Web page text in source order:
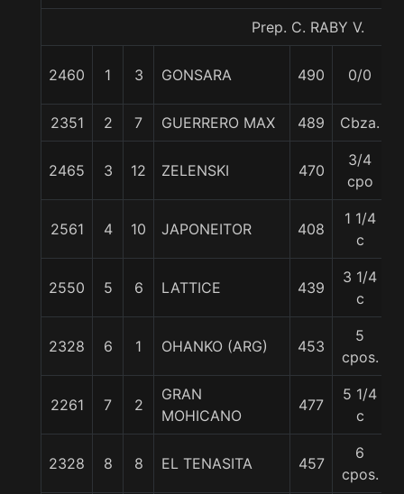
Prep. C. RABY V.
2460 1 3 GONSARA 490 0/0
2351 2 7 GUERRERO MAX 489 Cbza.
2465 3 12 ZELENSKI 470
3/4
cpo
2561 4 10 JAPONEITOR 408
1 1/4
c
2550 5 6 LATTICE 439
3 1/4
c
2328 6 1 OHANKO (ARG) 453
5
cpos.
2261 7 2
GRAN
MOHICANO
477
5 1/4
c
2328 8 8 EL TENASITA 457
6
cpos.